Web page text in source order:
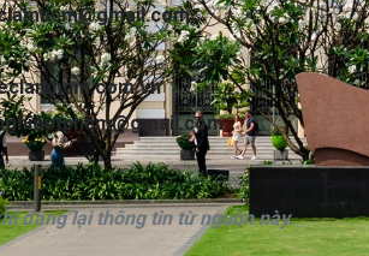
,
đăng lại thông tin từ nguồn này.